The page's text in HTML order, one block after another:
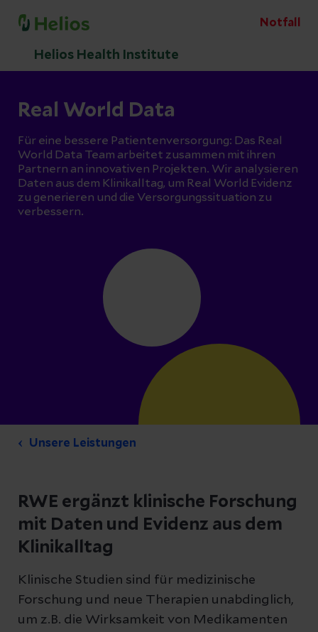
Notfall
Helios Health Institute
Real World Data
Für eine bessere Patientenversorgung: Das Real
World Data Team arbeitet zusammen mit ihren
Partnern an innovativen Projekten. Wir analysieren
Daten aus dem Klinikalltag, um Real World Evidenz
zu generieren und die Versorgungssituation zu
verbessern.
Unsere Leistungen
RWE ergänzt klinische Forschung
mit Daten und Evidenz aus dem
Klinikalltag
Klinische Studien sind für medizinische
Forschung und neue Therapien unabdinglich,
um z.B. die Wirksamkeit von Medikamenten